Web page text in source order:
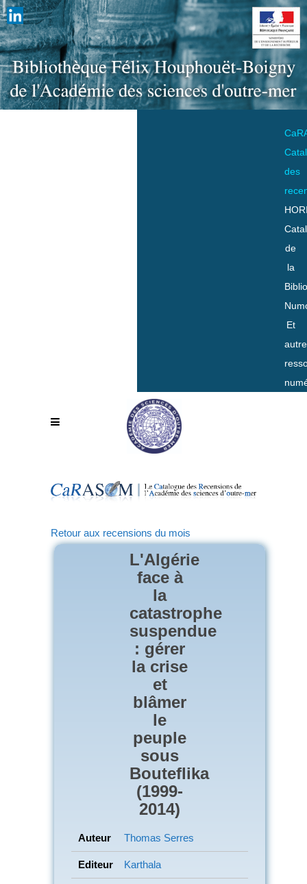
des
de
la
Et
Retour aux recensions du mois
L'Algérie
face à
la
catastrophe
suspendue
: gérer
la crise
et
blâmer
le
peuple
sous
Bouteflika
(1999-
2014)
Auteur Thomas Serres
Editeur Karthala